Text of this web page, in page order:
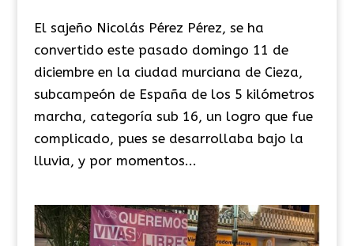
El sajeño Nicolás Pérez Pérez, se ha
convertido este pasado domingo 11 de
diciembre en la ciudad murciana de Cieza,
subcampeón de España de los 5 kilómetros
marcha, categoría sub 16, un logro que fue
complicado, pues se desarrollaba bajo la
lluvia, y por momentos...